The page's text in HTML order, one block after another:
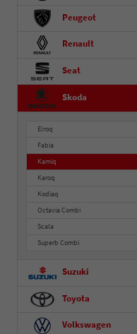
Peugeot
Renault
Seat
Skoda
Elroq
Fabia
Kamiq
Karoq
Kodiaq
Octavia Combi
Scala
Superb Combi
Suzuki
Toyota
Volkswagen